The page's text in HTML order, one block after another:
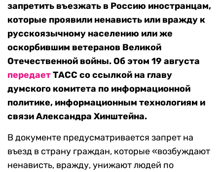
запретить въезжать в Россию иностранцам,
которые проявили ненависть или вражду к
русскоязычному населению или же
оскорбившим ветеранов Великой
Отечественной войны. Об этом 19 августа
передаетТАСС со ссылкой на главу
думского комитета по информационной
политике, информационным технологиям и
связи Александра Хинштейна.
В документе предусматривается запрет на
въезд в страну граждан, которые «возбуждают
ненависть, вражду, унижают людей по